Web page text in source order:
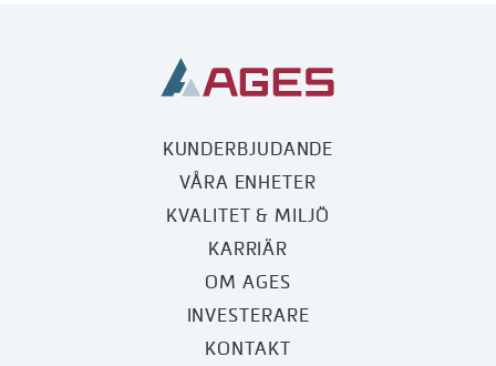
KUNDERBJUDANDE
VÅRA ENHETER
KVALITET & MILJÖ
KARRIÄR
OM AGES
INVESTERARE
KONTAKT